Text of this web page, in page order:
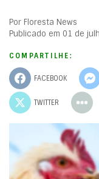
Por Floresta News
Publicado em 01 de
COMPARTILHE:
FACEBOOK
TWITTER